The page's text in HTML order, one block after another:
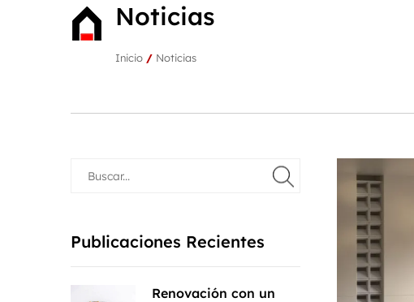
Noticias
Inicio / Noticias
Publicaciones Recientes
Renovación con un